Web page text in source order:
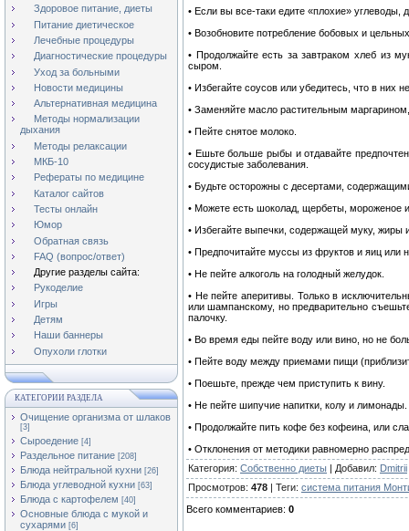
Здоровое питание, диеты
Питание диетическое
Лечебные процедуры
Диагностические процедуры
Уход за больными
Новости медицины
Альтернативная медицина
Методы нормализации
дыхания
Методы релаксации
МКБ-10
Рефераты по медицине
Каталог сайтов
Тесты онлайн
Юмор
Обратная связь
FAQ (вопрос/ответ)
Другие разделы сайта:
Рукоделие
Игры
Детям
Наши баннеры
Опухоли глотки
КАТЕГОРИИ РАЗДЕЛА
Очищение организма от шлаков
[3]
Сыроедение [4]
Раздельное питание [208]
Блюда нейтральной кухни [26]
Блюда углеводной кухни [63]
Блюда с картофелем [40]
Основные блюда с мукой и
сухарями [6]
• Если вы все-таки едите «плохие» углеводы,
• Возобновите потребление бобовых и
• Продолжайте есть за завтраком хлеб из
сыром.
• Избегайте соусов или убедитесь, что в них
• Заменяйте масло растительным
• Пейте снятое молоко.
• Ешьте больше рыбы и отдавайте
сосудистые заболевания.
• Будьте осторожны с десертами,
• Можете есть шоколад, щербеты, мороженое
• Избегайте выпечки, содержащей муку, жиры
• Предпочитайте муссы из фруктов и яиц или
• Не пейте алкоголь на голодный желудок.
• Не пейте аперитивы. Только в
или шампанскому, но предварительно
палочку.
• Во время еды пейте воду или вино, но не
• Пейте воду между приемами пищи
• Поешьте, прежде чем приступить к вину.
• Не пейте шипучие напитки, колу и лимонады.
• Продолжайте пить кофе без кофеина, или
• Отклонения от методики равномерно
Категория: Собственно диеты | Добавил: Dmitrii
Просмотров: 478 | Теги: система питания
Всего комментариев: 0